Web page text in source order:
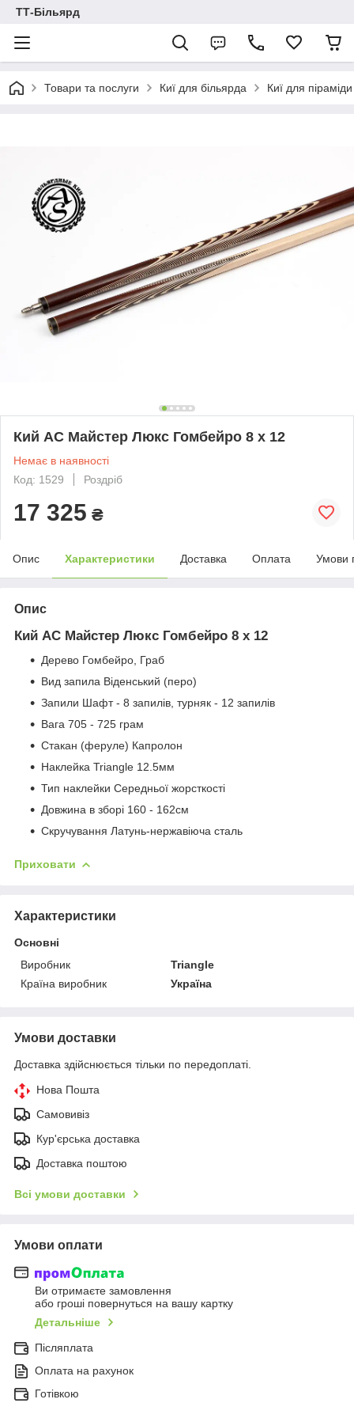
ТТ-Більярд
Товари та послуги Киї для більярда Киї для піраміди
Кий АС Майстер Люкс Гомбейро 8 х 12
Немає в наявності
Код: 1529
Роздріб
17 325 ₴
Опис Характеристики Доставка Оплата Умови
Опис
Кий АС Майстер Люкс Гомбейро 8 х 12
Дерево Гомбейро, Граб
Вид запила Віденський (перо)
Запили Шафт - 8 запилів, турняк - 12 запилів
Вага 705 - 725 грам
Стакан (феруле) Капролон
Наклейка Triangle 12.5мм
Тип наклейки Середньої жорсткості
Довжина в зборі 160 - 162см
Скручування Латунь-нержавіюча сталь
Приховати
Характеристики
Основні
Виробник
Triangle
Країна виробник
Україна
Умови доставки
Доставка здійснюється тільки по передоплаті.
Нова Пошта
Самовивіз
Кур'єрська доставка
Доставка поштою
Всі умови доставки
Умови оплати
Ви отримаєте замовлення
або гроші повернуться на вашу картку
Детальніше
Післяплата
Оплата на рахунок
Готівкою